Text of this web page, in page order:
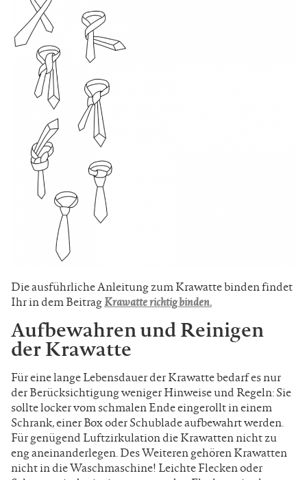
Die ausführliche Anleitung zum Krawatte binden findet
Ihr in dem BeitragKrawatte richtig binden.
Aufbewahren und Reinigen
der Krawatte
Für eine lange Lebensdauer der Krawatte bedarf es nur
der Berücksichtigung weniger Hinweise und Regeln: Sie
sollte locker vom schmalen Ende eingerollt in einem
Schrank, einer Box oder Schublade aufbewahrt werden.
Für genügend Luftzirkulation die Krawatten nicht zu
eng aneinanderlegen. Des Weiteren gehören Krawatten
nicht in die Waschmaschine! Leichte Flecken oder